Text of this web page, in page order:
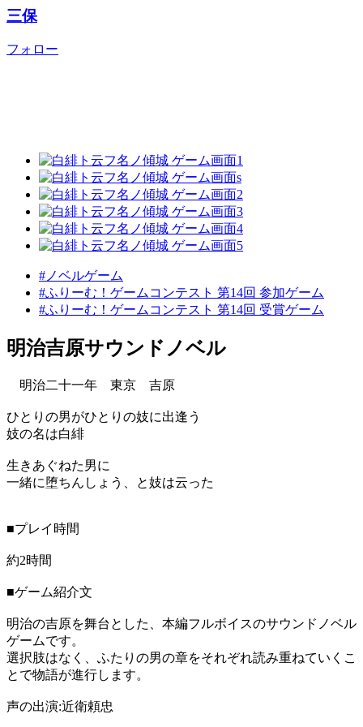
三保
フォロー
#ノベルゲーム
#ふりーむ！ゲームコンテスト 第14回 参加ゲーム
#ふりーむ！ゲームコンテスト 第14回 受賞ゲーム
明治吉原サウンドノベル
明治二十一年 東京 吉原
ひとりの男がひとりの妓に出逢う
妓の名は白緋
生きあぐねた男に
一緒に堕ちんしょう、と妓は云った
■プレイ時間
約2時間
■ゲーム紹介文
明治の吉原を舞台とした、本編フルボイスのサウンドノベル
ゲームです。
選択肢はなく、ふたりの男の章をそれぞれ読み重ねていくこ
とで物語が進行します。
声の出演:近衛頼忠